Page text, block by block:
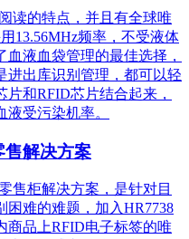
读的特点，并且有全球唯
13.56MHz频率，不受液体
液血袋管理的最佳选择，
进出库识别管理，都可以轻
和RFID芯片结合起来，
受污染机率。
解决方案
售柜解决方案，是针对目
难的难题，加入HR7738
商品上RFID电子标签的唯